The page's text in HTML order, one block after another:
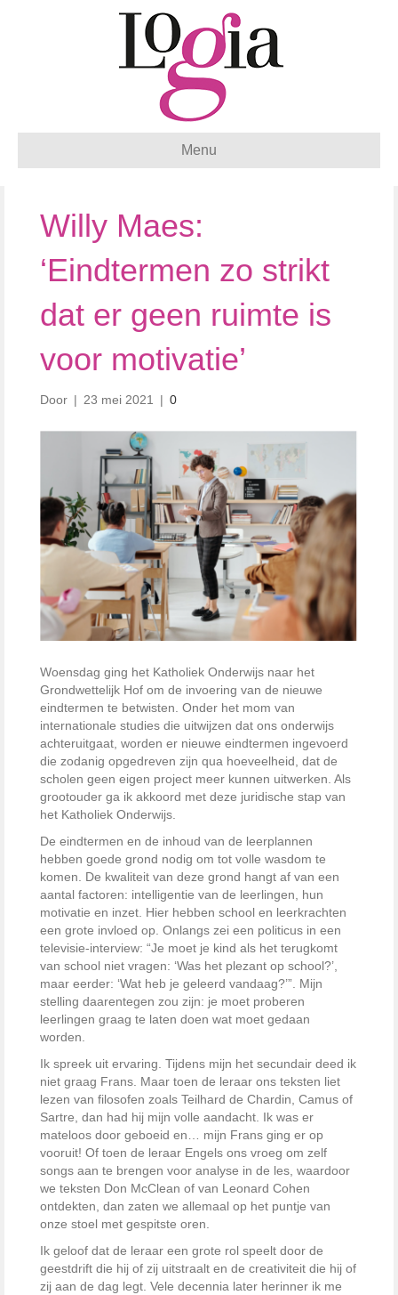
Menu
Willy Maes:
‘Eindtermen zo strikt
dat er geen ruimte is
voor motivatie’
Door | 23 mei 2021 | 0
Woensdag ging het Katholiek Onderwijs naar het
Grondwettelijk Hof om de invoering van de nieuwe
eindtermen te betwisten. Onder het mom van
internationale studies die uitwijzen dat ons onderwijs
achteruitgaat, worden er nieuwe eindtermen ingevoerd
die zodanig opgedreven zijn qua hoeveelheid, dat de
scholen geen eigen project meer kunnen uitwerken. Als
grootouder ga ik akkoord met deze juridische stap van
het Katholiek Onderwijs.
De eindtermen en de inhoud van de leerplannen
hebben goede grond nodig om tot volle wasdom te
komen. De kwaliteit van deze grond hangt af van een
aantal factoren: intelligentie van de leerlingen, hun
motivatie en inzet. Hier hebben school en leerkrachten
een grote invloed op. Onlangs zei een politicus in een
televisie-interview: “Je moet je kind als het terugkomt
van school niet vragen: ‘Was het plezant op school?’,
maar eerder: ‘Wat heb je geleerd vandaag?’”. Mijn
stelling daarentegen zou zijn: je moet proberen
leerlingen graag te laten doen wat moet gedaan
worden.
Ik spreek uit ervaring. Tijdens mijn het secundair deed ik
niet graag Frans. Maar toen de leraar ons teksten liet
lezen van filosofen zoals Teilhard de Chardin, Camus of
Sartre, dan had hij mijn volle aandacht. Ik was er
mateloos door geboeid en… mijn Frans ging er op
vooruit! Of toen de leraar Engels ons vroeg om zelf
songs aan te brengen voor analyse in de les, waardoor
we teksten Don McClean of van Leonard Cohen
ontdekten, dan zaten we allemaal op het puntje van
onze stoel met gespitste oren.
Ik geloof dat de leraar een grote rol speelt door de
geestdrift die hij of zij uitstraalt en de creativiteit die hij of
zij aan de dag legt. Vele decennia later herinner ik me